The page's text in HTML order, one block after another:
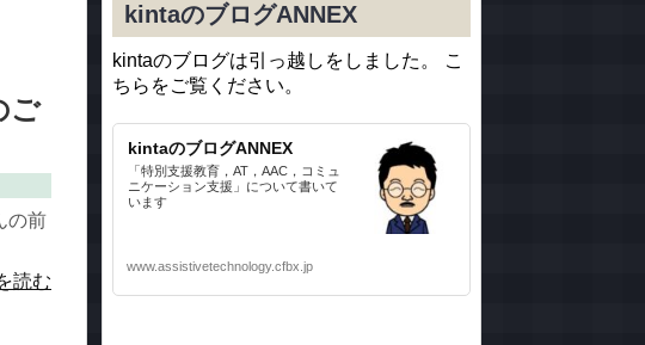
ご
の前
読む
kintaのブログANNEX
kintaのブログは引っ越しをしました。 こ
ちらをご覧ください。
kintaのブログANNEX
「特別支援教育，AT，AAC，コミュ
ニケーション支援」について書いて
います
www.assistivetechnology.cfbx.jp